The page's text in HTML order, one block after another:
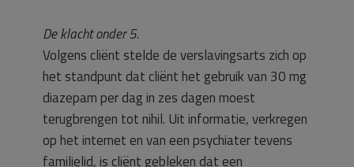
De klacht onder 5.
Volgens cliënt stelde de verslavingsarts zich op
het standpunt dat cliënt het gebruik van 30 mg
diazepam per dag in zes dagen moest
terugbrengen tot nihil. Uit informatie, verkregen
op het internet en van een psychiater tevens
familielid, is cliënt gebleken dat een